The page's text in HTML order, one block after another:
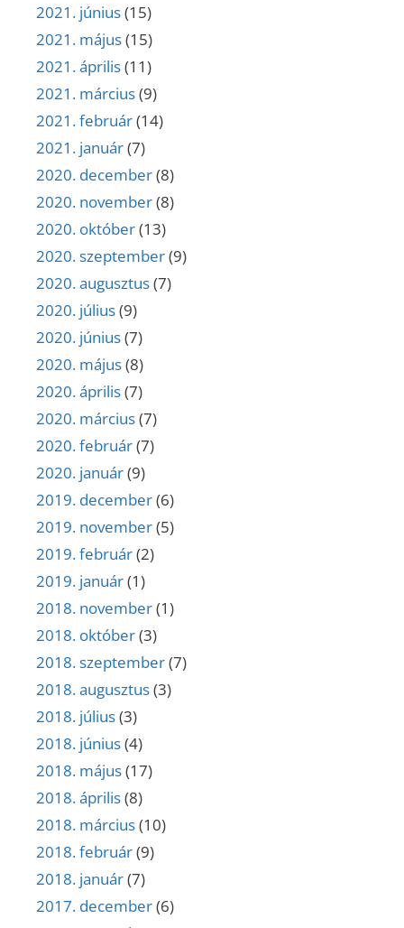
2021. június(15)
2021. május(15)
2021. április(11)
2021. március(9)
2021. február(14)
2021. január(7)
2020. december(8)
2020. november(8)
2020. október(13)
2020. szeptember(9)
2020. augusztus(7)
2020. július(9)
2020. június(7)
2020. május(8)
2020. április(7)
2020. március(7)
2020. február(7)
2020. január(9)
2019. december(6)
2019. november(5)
2019. február(2)
2019. január(1)
2018. november(1)
2018. október(3)
2018. szeptember(7)
2018. augusztus(3)
2018. július(3)
2018. június(4)
2018. május(17)
2018. április(8)
2018. március(10)
2018. február(9)
2018. január(7)
2017. december(6)